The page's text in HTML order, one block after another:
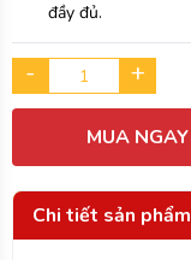
đầy đủ.
- +
MUA NGAY
Chi tiết sản phẩm